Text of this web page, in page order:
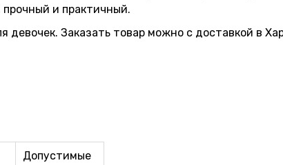
и практичный.
Заказать товар можно с доставкой в
Допустимые